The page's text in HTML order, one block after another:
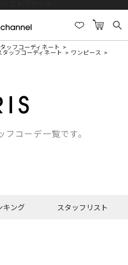
ッフコーディネート
ッフコーディネート ワンピース
コーデ一覧です。
キング スタッフリスト